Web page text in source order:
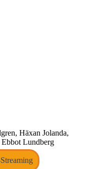
Häxan Jolanda,
Lundberg
Streaming